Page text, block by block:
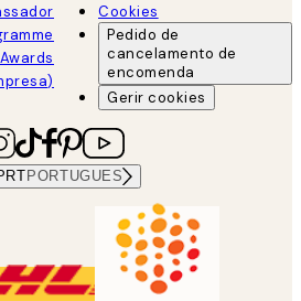
Cookies
Pedido de
cancelamento de
encomenda
Gerir cookies
PORTUGUES